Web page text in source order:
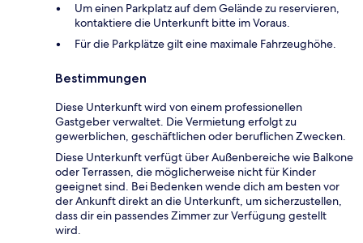
Um einen Parkplatz auf dem Gelände zu reservieren,
kontaktiere die Unterkunft bitte im Voraus.
Für die Parkplätze gilt eine maximale Fahrzeughöhe.
Bestimmungen
Diese Unterkunft wird von einem professionellen
Gastgeber verwaltet. Die Vermietung erfolgt zu
gewerblichen, geschäftlichen oder beruflichen Zwecken.
Diese Unterkunft verfügt über Außenbereiche wie Balkone
oder Terrassen, die möglicherweise nicht für Kinder
geeignet sind. Bei Bedenken wende dich am besten vor
der Ankunft direkt an die Unterkunft, um sicherzustellen,
dass dir ein passendes Zimmer zur Verfügung gestellt
wird.